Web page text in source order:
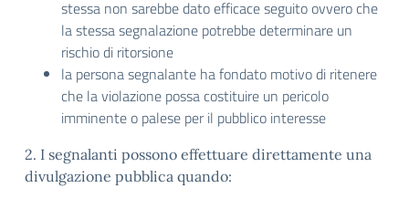
stessa non sarebbe dato efficace seguito ovvero che
la stessa segnalazione potrebbe determinare un
rischio di ritorsione
la persona segnalante ha fondato motivo di ritenere
che la violazione possa costituire un pericolo
imminente o palese per il pubblico interesse
2. I segnalanti possono effettuare direttamente una
divulgazione pubblica quando: